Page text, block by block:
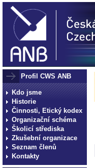
Profil CWS ANB
Kdo jsme
Historie
Činnosti, Etický kodex
Organizační schéma
Školicí střediska
Zkušební organizace
Seznam členů
Kontakty